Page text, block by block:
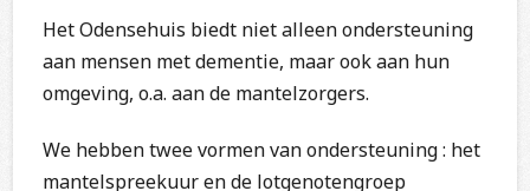
Het Odensehuis biedt niet alleen ondersteuning
aan mensen met dementie, maar ook aan hun
omgeving, o.a. aan de mantelzorgers.
We hebben twee vormen van ondersteuning : het
mantelspreekuur en de lotgenotengroep